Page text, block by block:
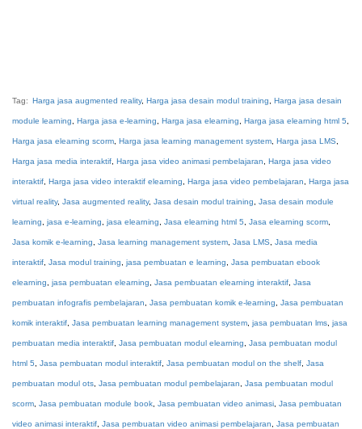
Tag: Harga jasa augmented reality, Harga jasa desain modul training Harga jasa desain
module learning Harga jasa e-learning Harga jasa elearning Harga jasa elearning html 5
Harga jasa elearning scorm Harga jasa learning management system Harga jasa LMS
Harga jasa media interaktif Harga jasa video animasi pembelajaran Harga jasa video
interaktif Harga jasa video interaktif elearning Harga jasa video pembelajaran Harga jasa
virtual reality, Jasa augmented reality, Jasa desain modul training Jasa desain module
learning jasa e-learning jasa elearning Jasa elearning html 5 Jasa elearning scorm
Jasa komik e-learning Jasa learning management system Jasa LMS Jasa media
interaktif Jasa modul training jasa pembuatan e learning Jasa pembuatan ebook
elearning jasa pembuatan elearning Jasa pembuatan elearning interaktif Jasa
pembuatan infografis pembelajaran Jasa pembuatan komik e-learning Jasa pembuatan
komik interaktif Jasa pembuatan learning management system jasa pembuatan lms jasa
pembuatan media interaktif Jasa pembuatan modul elearning Jasa pembuatan modul
html 5 Jasa pembuatan modul interaktif Jasa pembuatan modul on the shelf Jasa
pembuatan modul ots Jasa pembuatan modul pembelajaran Jasa pembuatan modul
scorm Jasa pembuatan module book Jasa pembuatan video animasi Jasa pembuatan
video animasi interaktif Jasa pembuatan video animasi pembelajaran Jasa pembuatan